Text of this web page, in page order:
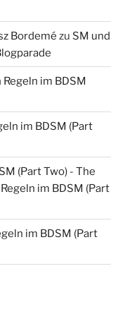
Bordemé zu SM und
im BDSM
im BDSM (Part
(Part Two) - The
im BDSM (Part
im BDSM (Part